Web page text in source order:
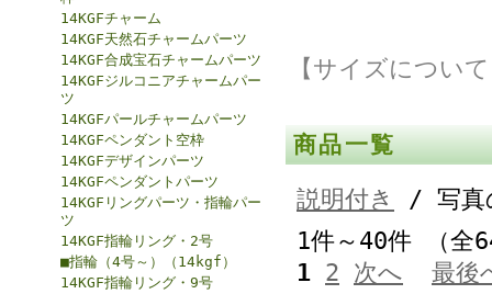
14KGFチャーム
14KGF天然石チャームパーツ
14KGF合成宝石チャームパーツ
14KGFジルコニアチャームパー
ツ
14KGFパールチャームパーツ
14KGFペンダント空枠
14KGFデザインパーツ
14KGFペンダントパーツ
14KGFリングパーツ・指輪パー
ツ
14KGF指輪リング・2号
■指輪（4号～）（14kgf）
14KGF指輪リング・9号
【サイズについ
商品一覧
説明付き
/ 写真
1件～40件 （
1 2 次へ 最後